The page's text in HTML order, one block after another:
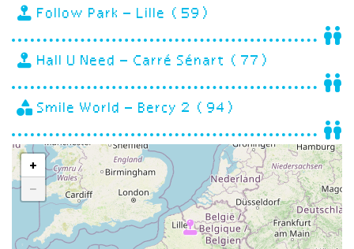
Follow Park – Lille (59)
Hall U Need – Carré Sénart (77)
Smile World – Bercy 2 (94)
+
−